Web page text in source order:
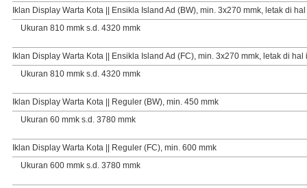
Iklan Display Warta Kota || Ensikla Island Ad (BW), min. 3x270 mmk, letak di
Ukuran 810 mmk s.d. 4320 mmk
Iklan Display Warta Kota || Ensikla Island Ad (FC), min. 3x270 mmk, letak di hal
Ukuran 810 mmk s.d. 4320 mmk
Iklan Display Warta Kota || Reguler (BW), min. 450 mmk
Ukuran 60 mmk s.d. 3780 mmk
Iklan Display Warta Kota || Reguler (FC), min. 600 mmk
Ukuran 600 mmk s.d. 3780 mmk